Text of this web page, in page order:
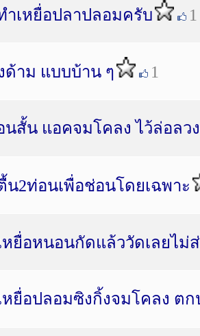
ำเหยื่อปลาปลอมครับ 1
ด้าม แบบบ้าน ๆ 1
นสั้น แอคจมโคลง ไว้ล่อลวง
น2ท่อนเพื่อช่อนโดยเฉพาะ
หยื่อหนอนกัดแล้ววัดเลยไม่
หยื่อปลอมซิงกิ้งจมโคลง ต